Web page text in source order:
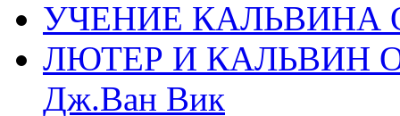
УЧЕНИЕ КАЛЬВИНА
ЛЮТЕР И КАЛЬВИН
Дж.Ван Вик